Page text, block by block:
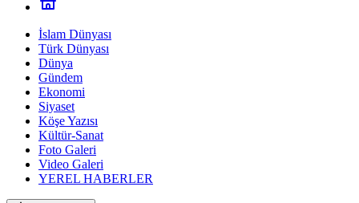
İslam Dünyası
Türk Dünyası
Dünya
Gündem
Ekonomi
Siyaset
Köşe Yazısı
Kültür-Sanat
Foto Galeri
Video Galeri
YEREL HABERLER